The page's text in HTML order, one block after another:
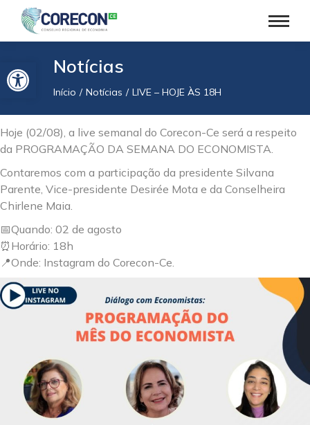
Barra de Ferramentas AbertaNotícias
Você está aqui:
Início Notícias LIVE – HOJE ÀS 18H
Hoje (02/08), a live semanal do Corecon-Ce será a respeito
da PROGRAMAÇÃO DA SEMANA DO ECONOMISTA.
Contaremos com a participação da presidente Silvana
Parente, Vice-presidente Desirée Mota e da Conselheira
Chirlene Maia.
📅Quando: 02 de agosto
⏰Horário: 18h
📍Onde: Instagram do Corecon-Ce.